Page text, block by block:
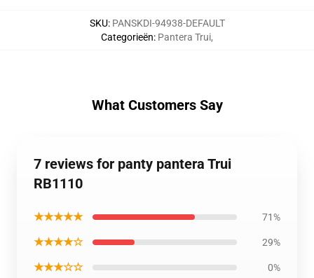
SKU: PANSKDI-94938-DEFAULT
Categorieën: Pantera Trui,
What Customers Say
7 reviews for panty pantera Trui
RB1110
★★★★★ 71%
★★★★☆ 29%
★★★☆☆ 0%